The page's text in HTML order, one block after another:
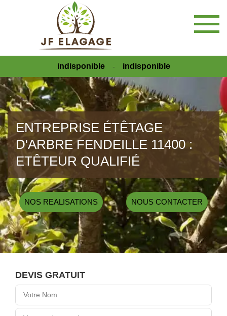
indisponible - indisponible
ENTREPRISE ÉTÊTAGE
D'ARBRE FENDEILLE 11400 :
ETÊTEUR QUALIFIÉ
NOS REALISATIONS NOUS CONTACTER
DEVIS GRATUIT